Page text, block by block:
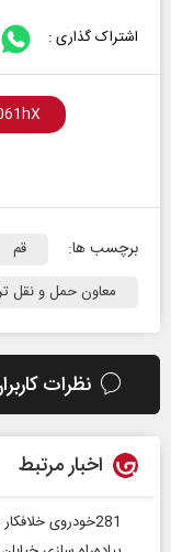
اشتراک گذاری :
برچسب ها: قم
معاون حمل و نقل
نظرات
اخبار مرتبط
281خودروی خلافکار در پارکینگ پلیس